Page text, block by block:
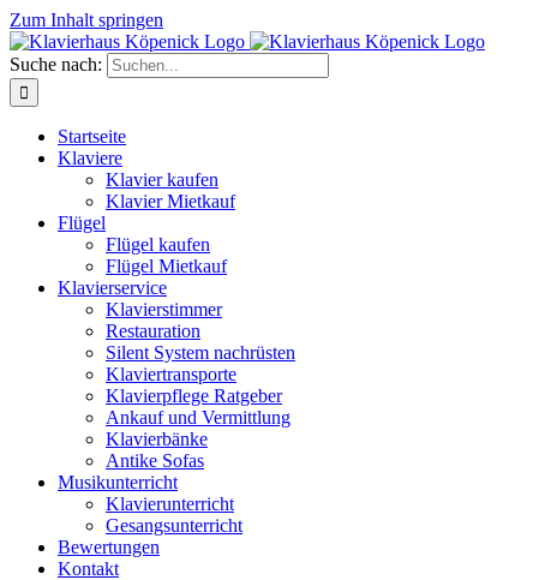
Zum Inhalt springen
Suche nach:
Startseite
Klaviere
Klavier kaufen
Klavier Mietkauf
Flügel
Flügel kaufen
Flügel Mietkauf
Klavierservice
Klavierstimmer
Restauration
Silent System nachrüsten
Klaviertransporte
Klavierpflege Ratgeber
Ankauf und Vermittlung
Klavierbänke
Antike Sofas
Musikunterricht
Klavierunterricht
Gesangsunterricht
Bewertungen
Kontakt